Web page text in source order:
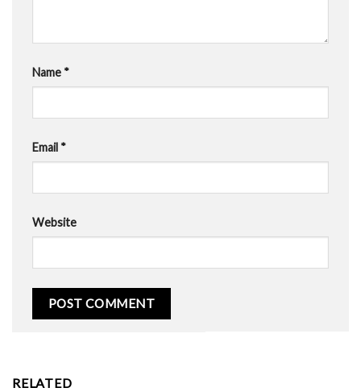
Name *
Email *
Website
RELATED